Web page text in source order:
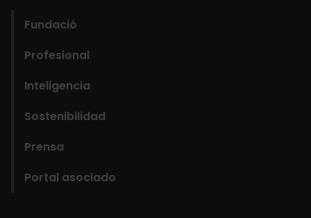
Main
navigation
Fundació
Fundació
Profesional
Inteligencia
Sostenibilidad
Prensa
Portal asociado